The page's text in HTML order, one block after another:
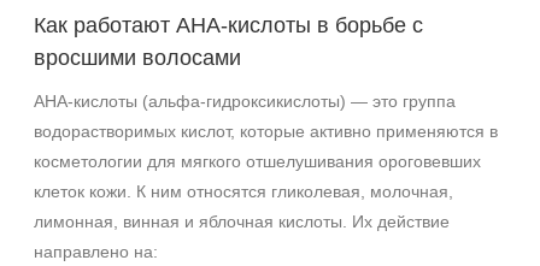
Как работают AHA‑кислоты в борьбе с
вросшими волосами
AHA‑кислоты (альфа‑гидроксикислоты) — это группа
водорастворимых кислот, которые активно применяются в
косметологии для мягкого отшелушивания ороговевших
клеток кожи. К ним относятся гликолевая, молочная,
лимонная, винная и яблочная кислоты. Их действие
направлено на: